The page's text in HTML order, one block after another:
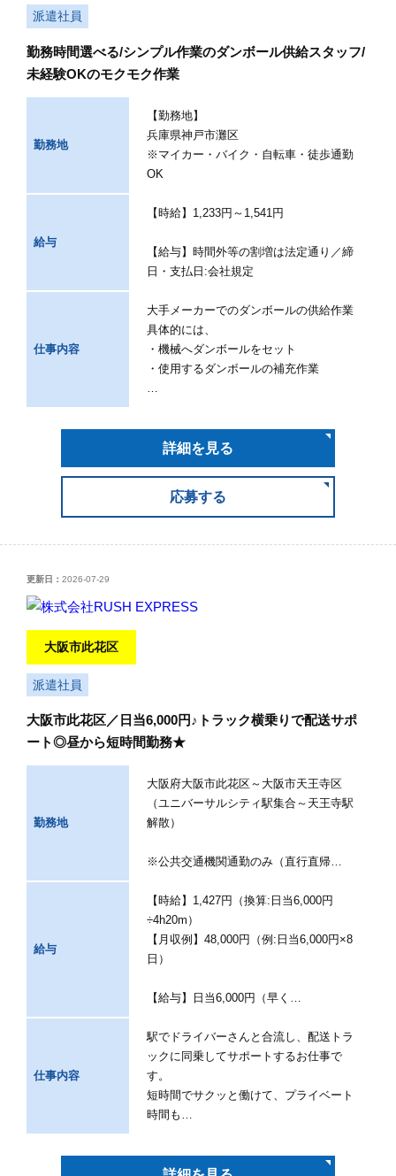
派遣社員
勤務時間選べる/シンプル作業のダンボール供給スタッフ/
未経験OKのモクモク作業
勤務地
【勤務地】
兵庫県神戸市灘区
※マイカー・バイク・自転車・徒歩通勤
OK
給与
【時給】1,233円～1,541円
【給与】時間外等の割増は法定通り／締
日・支払日:会社規定
仕事内容
大手メーカーでのダンボールの供給作業
具体的には、
・機械へダンボールをセット
・使用するダンボールの補充作業
…
詳細を見る
応募する
更新日： 2026-07-29
大阪市此花区
派遣社員
大阪市此花区／日当6,000円♪トラック横乗りで配送サポ
ート◎昼から短時間勤務★
勤務地
大阪府大阪市此花区～大阪市天王寺区
（ユニバーサルシティ駅集合～天王寺駅
解散）
※公共交通機関通勤のみ（直行直帰…
給与
【時給】1,427円（換算:日当6,000円
÷4h20m）
【月収例】48,000円（例:日当6,000円×8
日）
【給与】日当6,000円（早く…
仕事内容
駅でドライバーさんと合流し、配送トラ
ックに同乗してサポートするお仕事で
す。
短時間でサクッと働けて、プライベート
時間も…